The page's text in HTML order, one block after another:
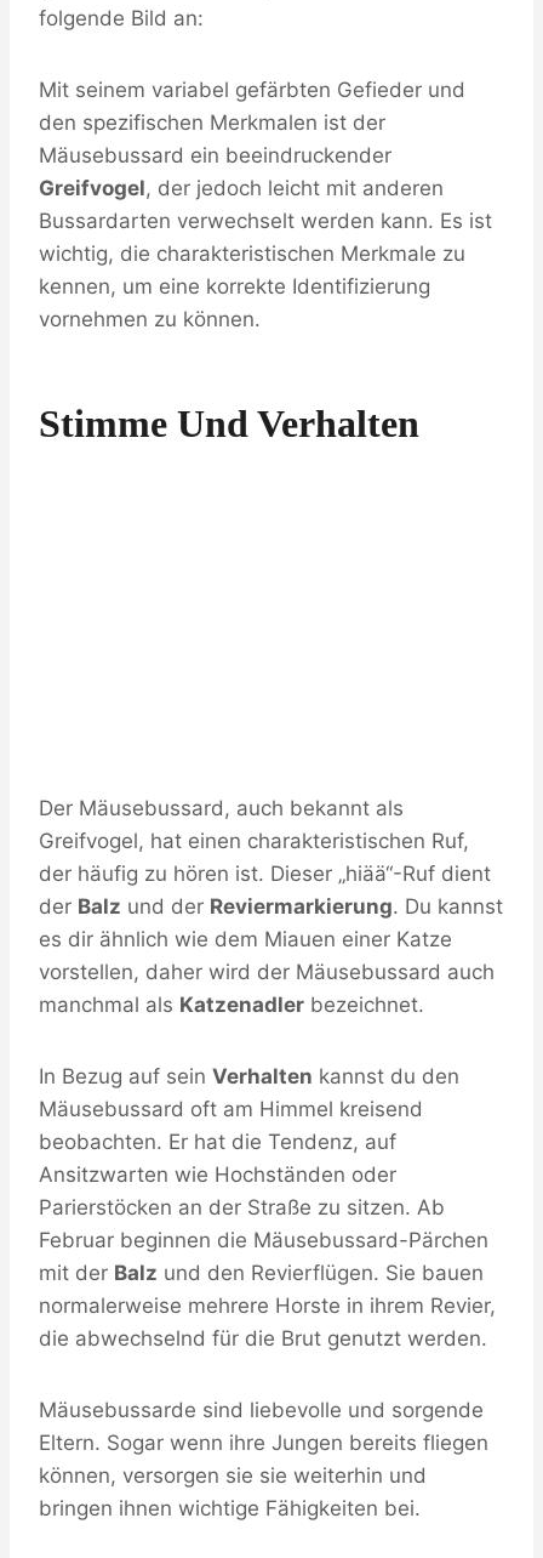
folgende Bild an:
Mit seinem variabel gefärbten Gefieder und
den spezifischen Merkmalen ist der
Mäusebussard ein beeindruckender
Greifvogel, der jedoch leicht mit anderen
Bussardarten verwechselt werden kann. Es ist
wichtig, die charakteristischen Merkmale zu
kennen, um eine korrekte Identifizierung
vornehmen zu können.
Stimme Und Verhalten
Der Mäusebussard, auch bekannt als
Greifvogel, hat einen charakteristischen Ruf,
der häufig zu hören ist. Dieser „hiää“-Ruf dient
der Balz und der Reviermarkierung. Du kannst
es dir ähnlich wie dem Miauen einer Katze
vorstellen, daher wird der Mäusebussard auch
manchmal als Katzenadler bezeichnet.
In Bezug auf sein Verhalten kannst du den
Mäusebussard oft am Himmel kreisend
beobachten. Er hat die Tendenz, auf
Ansitzwarten wie Hochständen oder
Parierstöcken an der Straße zu sitzen. Ab
Februar beginnen die Mäusebussard-Pärchen
mit der Balz und den Revierflügen. Sie bauen
normalerweise mehrere Horste in ihrem Revier,
die abwechselnd für die Brut genutzt werden.
Mäusebussarde sind liebevolle und sorgende
Eltern. Sogar wenn ihre Jungen bereits fliegen
können, versorgen sie sie weiterhin und
bringen ihnen wichtige Fähigkeiten bei.